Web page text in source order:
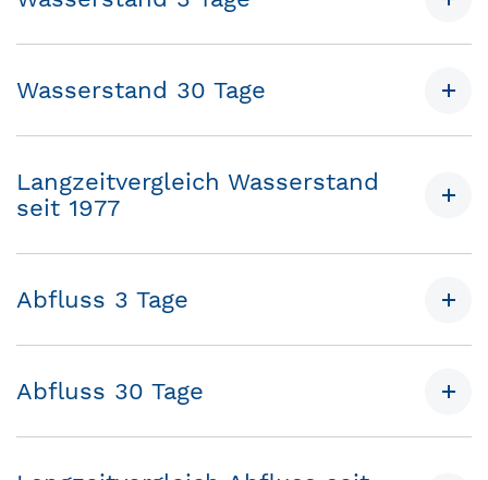
Wasserstand 30 Tage
Langzeitvergleich Wasserstand
seit 1977
Abfluss 3 Tage
Abfluss 30 Tage